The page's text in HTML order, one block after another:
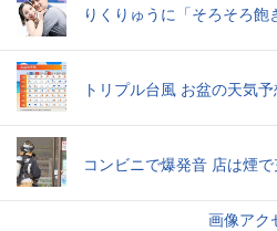
りくりゅうに「そろそろ飽
トリプル台風 お盆の天気予
コンビニで爆発音 店は煙
画像アク